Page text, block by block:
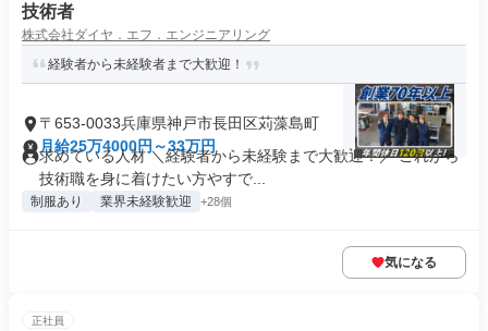
技術者
株式会社ダイヤ．エフ．エンジニアリング
経験者から未経験者まで大歓迎！
〒653-0033兵庫県神戸市長田区苅藻島町
月給25万4000円～33万円
求めている人材 ＼経験者から未経験まで大歓迎！／ これから
技術職を身に着けたい方やすで...
制服あり 業界未経験歓迎 +28個
気になる
正社員